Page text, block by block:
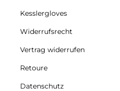
Kesslergloves
Widerrufsrecht
Vertrag widerrufen
Retoure
Datenschutz